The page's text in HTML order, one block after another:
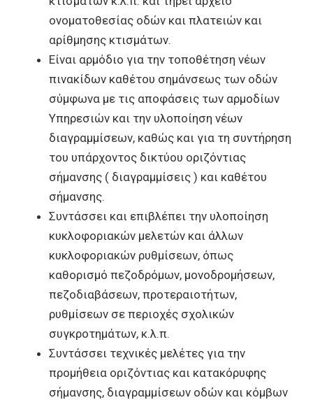
ονοματοθεσίας οδών και πλατειών και
αρίθμησης κτισμάτων.
Είναι αρμόδιο για την τοποθέτηση νέων
πινακίδων καθέτου σημάνσεως των οδών
σύμφωνα με τις αποφάσεις των αρμοδίων
Υπηρεσιών και την υλοποίηση νέων
διαγραμμίσεων, καθώς και για τη συντήρηση
του υπάρχοντος δικτύου οριζόντιας
σήμανσης ( διαγραμμίσεις ) και καθέτου
σήμανσης.
Συντάσσει και επιβλέπει την υλοποίηση
κυκλοφοριακών μελετών και άλλων
κυκλοφοριακών ρυθμίσεων, όπως
καθορισμό πεζοδρόμων, μονοδρομήσεων,
πεζοδιαβάσεων, προτεραιοτήτων,
ρυθμίσεων σε περιοχές σχολικών
συγκροτημάτων, κ.λ.π.
Συντάσσει τεχνικές μελέτες για την
προμήθεια οριζόντιας και κατακόρυφης
σήμανσης, διαγραμμίσεων οδών και κόμβων